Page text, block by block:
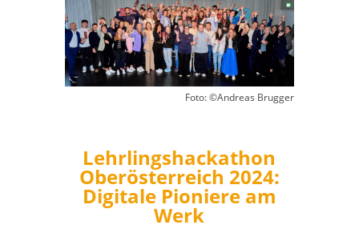
Foto: ©Andreas Brugger
Lehrlingshackathon
Oberösterreich 2024:
Digitale Pioniere am
Werk